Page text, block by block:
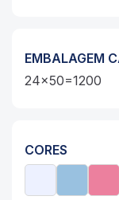
EMBALAGEM
24x50=1200
CORES